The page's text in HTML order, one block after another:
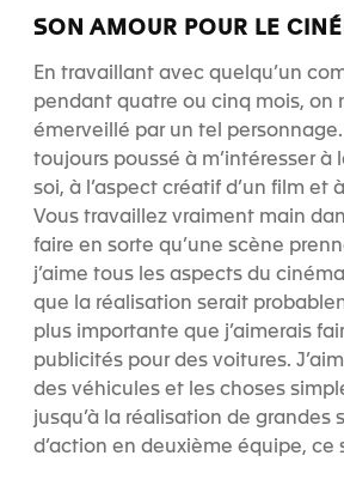
SON AMOUR POUR LE
En travaillant avec quelqu’un
pendant quatre ou cinq mois, on
émerveillé par un tel personnage.
toujours poussé à m’intéresser à
soi, à l’aspect créatif d’un film et
Vous travaillez vraiment main
faire en sorte qu’une scène
j’aime tous les aspects du
que la réalisation serait
plus importante que j’aimerais
publicités pour des voitures.
des véhicules et les choses
jusqu’à la réalisation de grandes
d’action en deuxième équipe, ce